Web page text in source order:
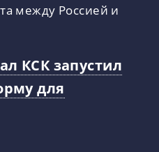
между Россией и
КСК запустил
для